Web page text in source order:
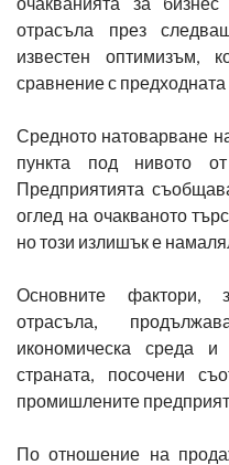
отрасъла през
известен оптимизъм,
сравнение с предходната
Средното натоварване
пункта под нивото
Предприятията
оглед на очакваното
но този излишък е
Основните фактори,
отрасъла,
икономическа среда и
страната, посочени
промишлените
По отношение на